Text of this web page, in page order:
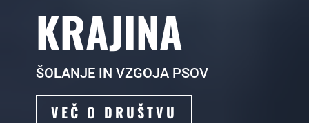
KRAJINA
ŠOLANJE IN VZGOJA PSOV
VEČ O DRUŠTVU